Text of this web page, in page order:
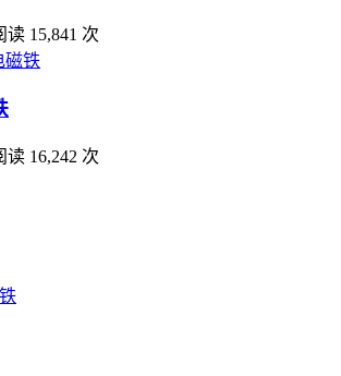
读 15,841 次
读 16,242 次